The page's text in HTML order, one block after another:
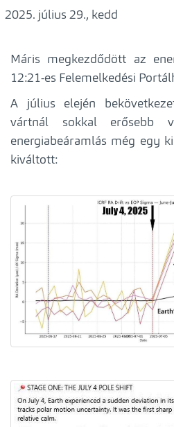
július 29., kedd
Máris megkezdődött az
12:21-es Felemelkedési
A július elején
vártnál sokkal erősebb
energiabeáramlás még egy
kiváltott: